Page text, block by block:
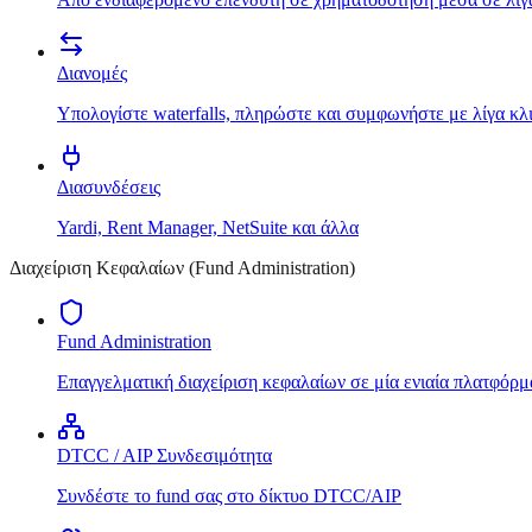
Διανομές
Υπολογίστε waterfalls, πληρώστε και συμφωνήστε με λίγα
Διασυνδέσεις
Yardi, Rent Manager, NetSuite και άλλα
Διαχείριση Κεφαλαίων (Fund Administration)
Fund Administration
Επαγγελματική διαχείριση κεφαλαίων σε μία ενιαία
DTCC / AIP Συνδεσιμότητα
Συνδέστε το fund σας στο δίκτυο DTCC/AIP